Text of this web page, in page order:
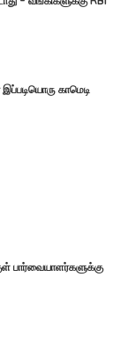
காமெடி
பார்வையாளர்களுக்கு